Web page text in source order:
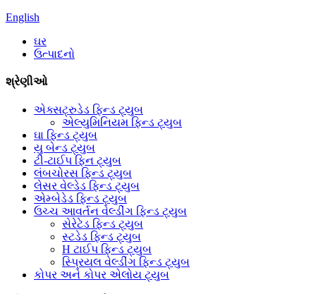
English
ઘર
ઉત્પાદનો
શ્રેણીઓ
એક્સટ્રુડેડ ફિન્ડ ટ્યુબ
એલ્યુમિનિયમ ફિન્ડ ટ્યુબ
ઘા ફિન્ડ ટ્યુબ
યુ બેન્ડ ટ્યુબ
ટી-ટાઈપ ફિન ટ્યુબ
લંબચોરસ ફિન્ડ ટ્યુબ
લેસર વેલ્ડેડ ફિન્ડ ટ્યુબ
એમ્બેડેડ ફિન્ડ ટ્યુબ
ઉચ્ચ આવર્તન વેલ્ડીંગ ફિન્ડ ટ્યુબ
સેરેટેડ ફિન્ડ ટ્યુબ
સ્ટડેડ ફિન્ડ ટ્યુબ
H ટાઈપ ફિન્ડ ટ્યુબ
સ્પ્રિયલ વેલ્ડીંગ ફિન્ડ ટ્યુબ
કોપર અને કોપર એલોય ટ્યુબ